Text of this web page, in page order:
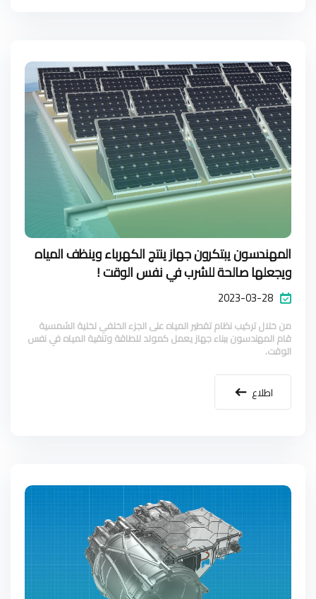
المهندسون يبتكرون جهاز ينتج الكهرباء وينظف المياه
ويجعلها صالحة للشرب في نفس الوقت !
2023-03-28
من خلال تركيب نظام تقطير المياه على الجزء الخلفي لخلية الشمسية
قام المهندسون ببناء جهاز يعمل كمولد للطاقة وتنقية المياه في نفس
الوقت.
اطلاع